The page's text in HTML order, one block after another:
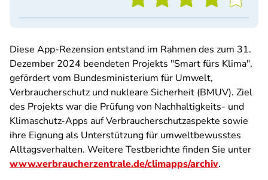
Diese App-Rezension entstand im Rahmen des zum 31.
Dezember 2024 beendeten Projekts "Smart fürs Klima",
gefördert vom Bundesministerium für Umwelt,
Verbraucherschutz und nukleare Sicherheit (BMUV). Ziel
des Projekts war die Prüfung von Nachhaltigkeits- und
Klimaschutz-Apps auf Verbraucherschutzaspekte sowie
ihre Eignung als Unterstützung für umweltbewusstes
Alltagsverhalten. Weitere Testberichte finden Sie unter
www.verbraucherzentrale.de/climapps/archiv.